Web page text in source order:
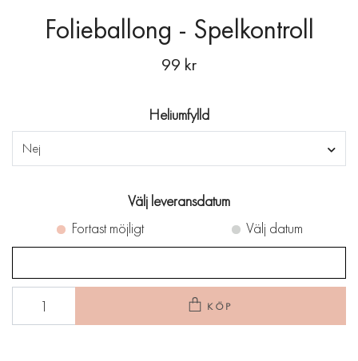
Folieballong - Spelkontroll
99 kr
Heliumfylld
Nej
Välj leveransdatum
Fortast möjligt
Välj datum
KÖP